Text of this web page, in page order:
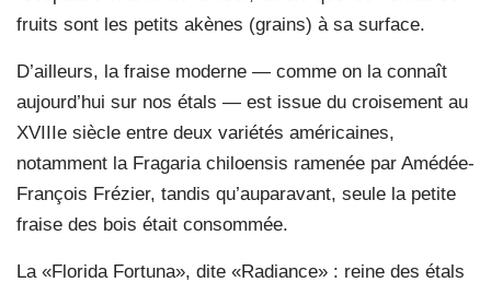
fruits sont les petits akènes (grains) à sa surface.
D’ailleurs, la fraise moderne — comme on la connaît
aujourd’hui sur nos étals — est issue du croisement au
XVIIIe siècle entre deux variétés américaines,
notamment la Fragaria chiloensis ramenée par Amédée-
François Frézier, tandis qu’auparavant, seule la petite
fraise des bois était consommée.
La «Florida Fortuna», dite «Radiance» : reine des étals